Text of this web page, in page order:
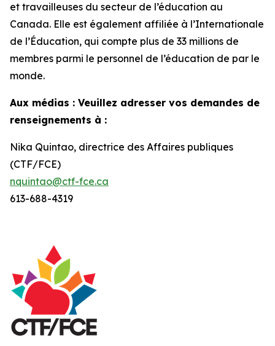
et travailleuses du secteur de l’éducation au
Canada. Elle est également affiliée à l’Internationale
de l’Éducation, qui compte plus de 33 millions de
membres parmi le personnel de l’éducation de par le
monde.
Aux médias : Veuillez adresser vos demandes de
renseignements à :
Nika Quintao, directrice des Affaires publiques
(CTF/FCE)
nquintao@ctf-fce.ca
613-688-4319